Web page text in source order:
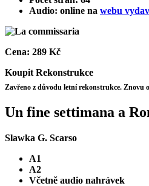
Audio: online na webu
Cena: 289 Kč
Koupit Rekonstrukce
Zavřeno z důvodu letní rekonstrukce. Znovu
Un fine settimana a
Slawka G. Scarso
A1
A2
Včetně audio nahrávek